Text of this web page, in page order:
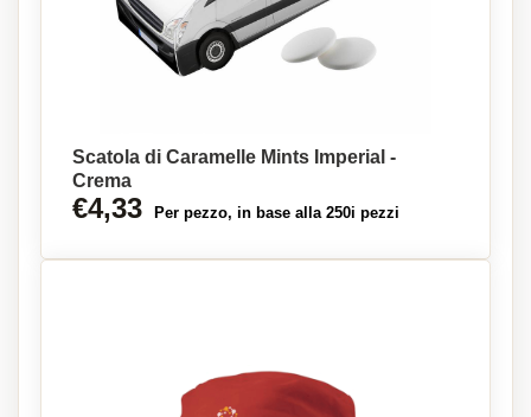
Scatola di Caramelle Mints Imperial -
Crema
€4,33 Per pezzo, in base alla 250i pezzi